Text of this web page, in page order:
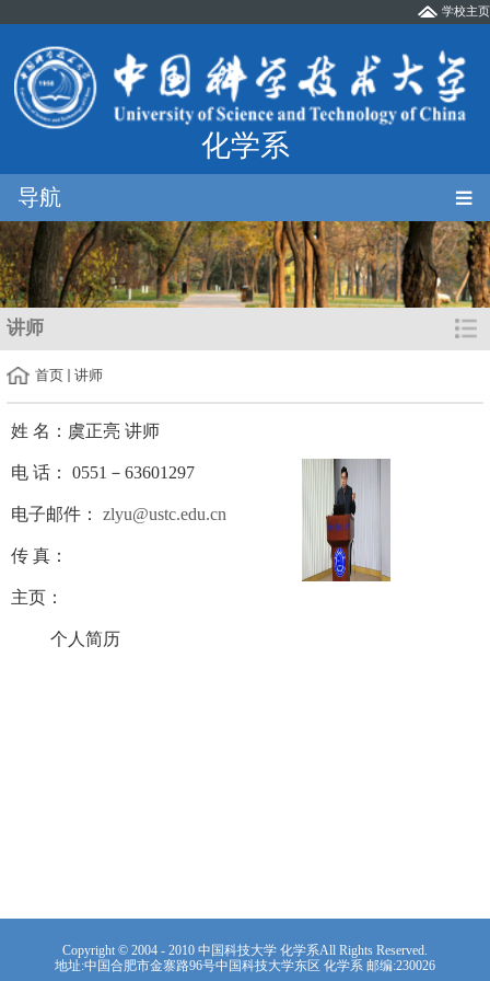
学校主页
化学系
导航
讲师
首页 讲师
姓 名：虞正亮 讲师
电 话： 0551－63601297
电子邮件： zlyu@ustc.edu.cn
传 真：
主页：
个人简历
Copyright © 2004 - 2010 中国科技大学 化学系All Rights Reserved.
地址:中国合肥市金寨路96号中国科技大学东区 化学系 邮编:230026